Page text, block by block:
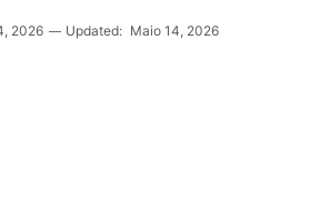
2026 Updated: Maio 14, 2026